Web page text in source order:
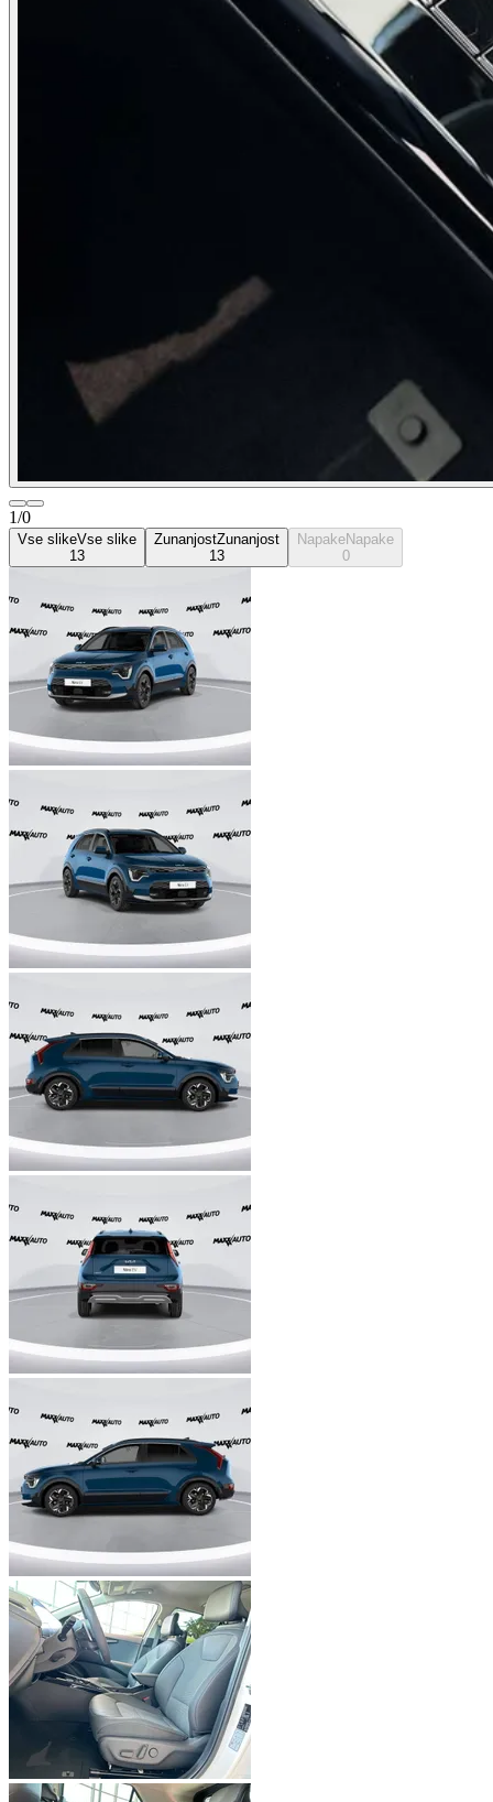
1/0
Vse slikeVse slike
13
ZunanjostZunanjost
13
NapakeNapake
0